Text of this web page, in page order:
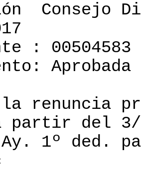
Consejo
: 00504583
Aprobada
la renuncia
partir del 3/
1º ded.